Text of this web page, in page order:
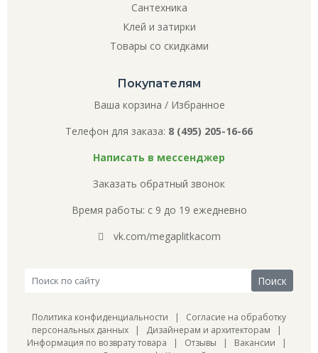
Сантехника
Клей и затирки
Товары со скидками
Покупателям
Ваша корзина / Избранное
Телефон для заказа: 8 (495) 205-16-66
Написать в мессенджер
Заказать обратный звонок
Время работы: с 9 до 19 ежедневно
vk.com/megaplitkacom
Политика конфиденциальности | Согласие на обработку
персональных данных | Дизайнерам и архитекторам |
Информация по возврату товара | Отзывы | Вакансии |